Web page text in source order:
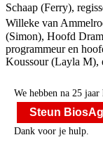
Schaap (Ferry),
Willeke van
(Simon), Hoofd
programmeur en
Koussour (Layla M),
We hebben na 25
Steun
Dank voor je hulp.